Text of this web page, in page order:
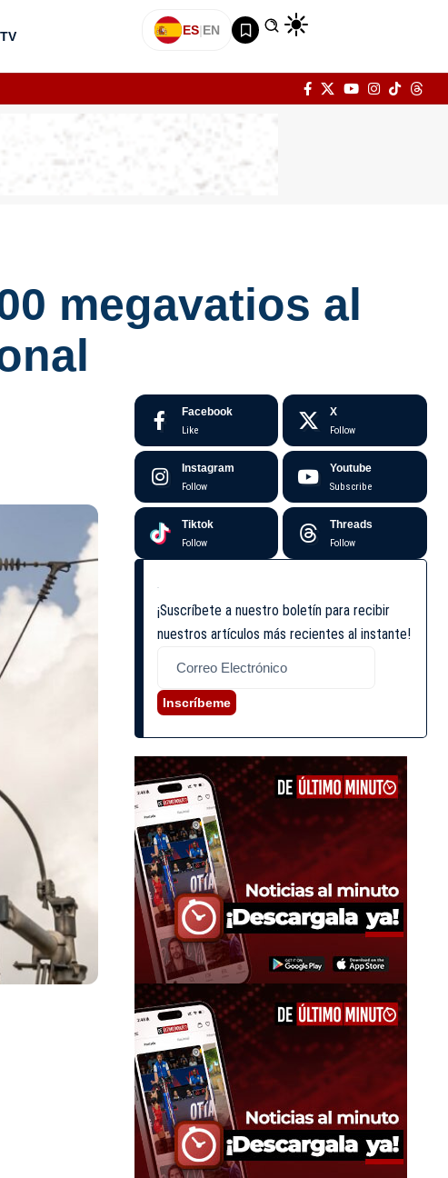
TV ES|EN
megavatios al
Facebook
Like
X
Follow
Instagram
Follow
Youtube
Subscribe
Tiktok
Follow
Threads
Follow
¡Suscríbete a nuestro boletín para recibir
nuestros artículos más recientes al instante!
Inscríbeme